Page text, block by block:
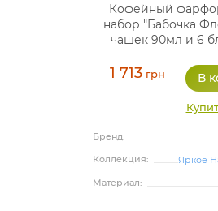
Кофейный
набор "Бабочка
чашек 90мл и 6
1 713 грн
Бренд:
Коллекция:
Яркое
Материал: